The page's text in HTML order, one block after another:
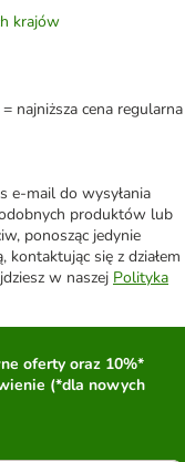
krajów
najniższa cena regularna
e-mail do wysyłania
produktów lub
ponosząc jedynie
się z działem
w naszej Polityka
oferty oraz 10%*
(*dla nowych